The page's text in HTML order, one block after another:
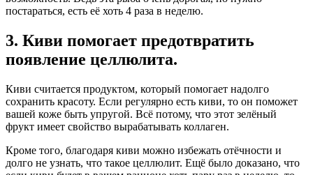
постараться, есть её хоть 4 раза в неделю.
3. Киви помогает предотвратить
появление целлюлита.
Киви считается продуктом, который помогает надолго
сохранить красоту. Если регулярно есть киви, то он поможет
вашей коже быть упругой. Всё потому, что этот зелёный
фрукт имеет свойство вырабатывать коллаген.
Кроме того, благодаря киви можно избежать отёчности и
долго не узнать, что такое целлюлит. Ещё было доказано, что